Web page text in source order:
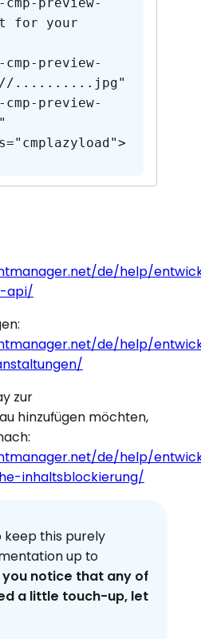
for your
..........jpg"
de/help/
api/
de/help/
zur
hinzufügen möchten,
de/help/
inhaltsblockierung/
keep this purely
up to
you notice that any of
a little touch-up, let